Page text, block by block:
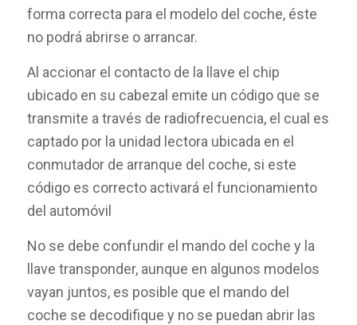
forma correcta para el modelo del coche, éste
no podrá abrirse o arrancar.
Al accionar el contacto de la llave el chip
ubicado en su cabezal emite un código que se
transmite a través de radiofrecuencia, el cual es
captado por la unidad lectora ubicada en el
conmutador de arranque del coche, si este
código es correcto activará el funcionamiento
del automóvil
No se debe confundir el mando del coche y la
llave transponder, aunque en algunos modelos
vayan juntos, es posible que el mando del
coche se decodifique y no se puedan abrir las